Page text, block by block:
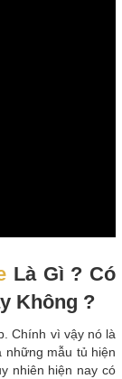
Là Gì ? Có
Không ?
Chính vì vậy nó là
những mẫu tủ hiện
nhiên hiện nay có